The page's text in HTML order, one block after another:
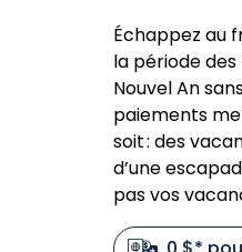
Échappez au
la période
Nouvel An
paiements
soit : des
d’une
pas vos